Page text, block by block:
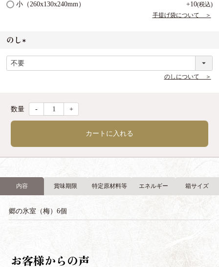
小（260x130x240mm）
+10 税込
手提げ袋について ＞
のし
(
必
のしについて ＞
- +
カートに入れる
内容 賞味期限 特定原材料等 エネルギー 箱サイズ
郷の氷室（梅）6個